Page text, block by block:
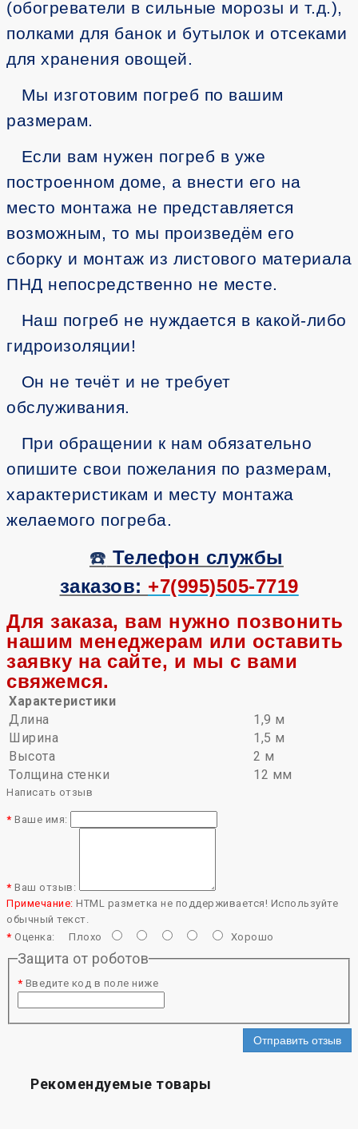
(обогреватели в сильные морозы и т.д.),
полками для банок и бутылок и отсеками
для хранения овощей.
Мы изготовим погреб по вашим
размерам.
Если вам нужен погреб в уже
построенном доме, а внести его на
место монтажа не представляется
возможным, то мы произведём его
сборку и монтаж из листового материала
ПНД непосредственно не месте.
Наш погреб не нуждается в какой-либо
гидроизоляции!
Он не течёт и не требует
обслуживания.
При обращении к нам обязательно
опишите свои пожелания по размерам,
характеристикам и месту монтажа
желаемого погреба.
☎️ Телефон службы
заказов: +7(995)505-7719
Для заказа, вам нужно позвонить
нашим менеджерам или оставить
заявку на сайте, и мы с вами
свяжемся.
Характеристики
Длина
1,9 м
Ширина
1,5 м
Высота
2 м
Толщина стенки
12 мм
Написать отзыв
Ваше имя:
Ваш отзыв:
Примечание: HTML разметка не поддерживается! Используйте
обычный текст.
Оценка: Плохо Хорошо
Защита от роботов
Введите код в поле ниже
Отправить отзыв
Рекомендуемые товары